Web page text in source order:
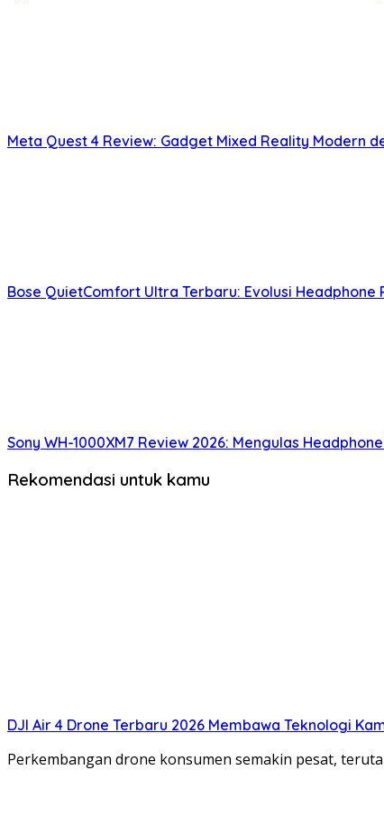
Meta Quest 4 Review: Gadget Mixed Reality Modern
Bose QuietComfort Ultra Terbaru: Evolusi
Sony WH-1000XM7 Review 2026: Mengulas
Rekomendasi untuk kamu
DJI Air 4 Drone Terbaru 2026 Membawa Teknologi
Perkembangan drone konsumen semakin pesat,